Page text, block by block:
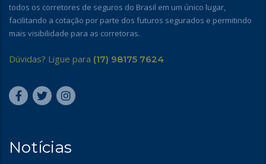
todos os corretores de seguros do Brasil em um único lugar,
facilitando a cotação por parte dos futuros segurados e permitindo
mais visibilidade para as corretoras.
Dúvidas? Ligue para (17) 98175 7624
Notícias